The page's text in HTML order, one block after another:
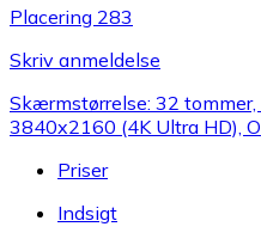
Placering 283
Skriv anmeldelse
Skærmstørrelse: 32
3840x2160 (4K Ultra HD),
Priser
Indsigt